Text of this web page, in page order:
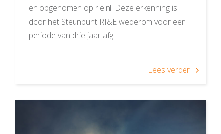
en opgenomen op rie.nl. Deze erkenning is
door het Steunpunt RI&E wederom voor een
periode van drie jaar afg…
Lees verder